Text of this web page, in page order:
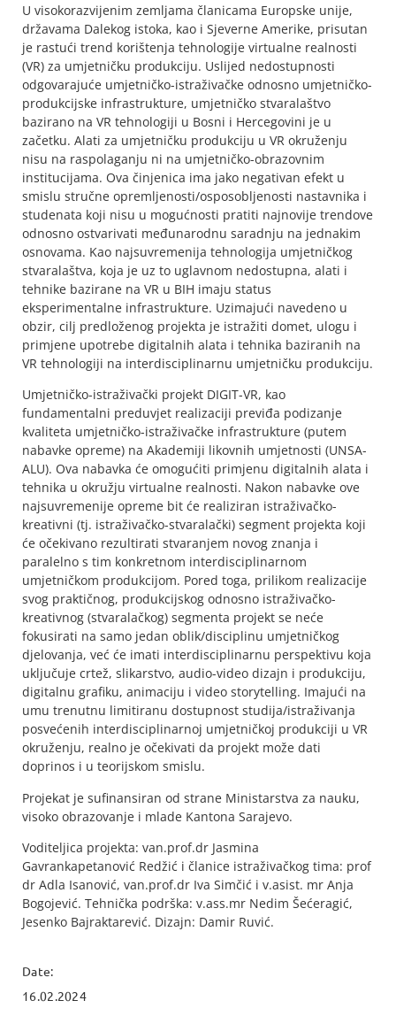
U visokorazvijenim zemljama članicama Europske unije,
državama Dalekog istoka, kao i Sjeverne Amerike, prisutan
je rastući trend korištenja tehnologije virtualne realnosti
(VR) za umjetničku produkciju. Uslijed nedostupnosti
odgovarajuće umjetničko-istraživačke odnosno umjetničko-
produkcijske infrastrukture, umjetničko stvaralaštvo
bazirano na VR tehnologiji u Bosni i Hercegovini je u
začetku. Alati za umjetničku produkciju u VR okruženju
nisu na raspolaganju ni na umjetničko-obrazovnim
institucijama. Ova činjenica ima jako negativan efekt u
smislu stručne opremljenosti/osposobljenosti nastavnika i
studenata koji nisu u mogućnosti pratiti najnovije trendove
odnosno ostvarivati međunarodnu saradnju na jednakim
osnovama. Kao najsuvremenija tehnologija umjetničkog
stvaralaštva, koja je uz to uglavnom nedostupna, alati i
tehnike bazirane na VR u BIH imaju status
eksperimentalne infrastrukture. Uzimajući navedeno u
obzir, cilj predloženog projekta je istražiti domet, ulogu i
primjene upotrebe digitalnih alata i tehnika baziranih na
VR tehnologiji na interdisciplinarnu umjetničku produkciju.
Umjetničko-istraživački projekt DIGIT-VR, kao
fundamentalni preduvjet realizaciji previđa podizanje
kvaliteta umjetničko-istraživačke infrastrukture (putem
nabavke opreme) na Akademiji likovnih umjetnosti (UNSA-
ALU). Ova nabavka će omogućiti primjenu digitalnih alata i
tehnika u okružju virtualne realnosti. Nakon nabavke ove
najsuvremenije opreme bit će realiziran istraživačko-
kreativni (tj. istraživačko-stvaralački) segment projekta koji
će očekivano rezultirati stvaranjem novog znanja i
paralelno s tim konkretnom interdisciplinarnom
umjetničkom produkcijom. Pored toga, prilikom realizacije
svog praktičnog, produkcijskog odnosno istraživačko-
kreativnog (stvaralačkog) segmenta projekt se neće
fokusirati na samo jedan oblik/disciplinu umjetničkog
djelovanja, već će imati interdisciplinarnu perspektivu koja
uključuje crtež, slikarstvo, audio-video dizajn i produkciju,
digitalnu grafiku, animaciju i video storytelling. Imajući na
umu trenutnu limitiranu dostupnost studija/istraživanja
posvećenih interdisciplinarnoj umjetničkoj produkciji u VR
okruženju, realno je očekivati da projekt može dati
doprinos i u teorijskom smislu.
Projekat je sufinansiran od strane Ministarstva za nauku,
visoko obrazovanje i mlade Kantona Sarajevo.
Voditeljica projekta: van.prof.dr Jasmina
Gavrankapetanović Redžić i članice istraživačkog tima: prof
dr Adla Isanović, van.prof.dr Iva Simčić i v.asist. mr Anja
Bogojević. Tehnička podrška: v.ass.mr Nedim Šećeragić,
Jesenko Bajraktarević. Dizajn: Damir Ruvić.
Date:
16.02.2024